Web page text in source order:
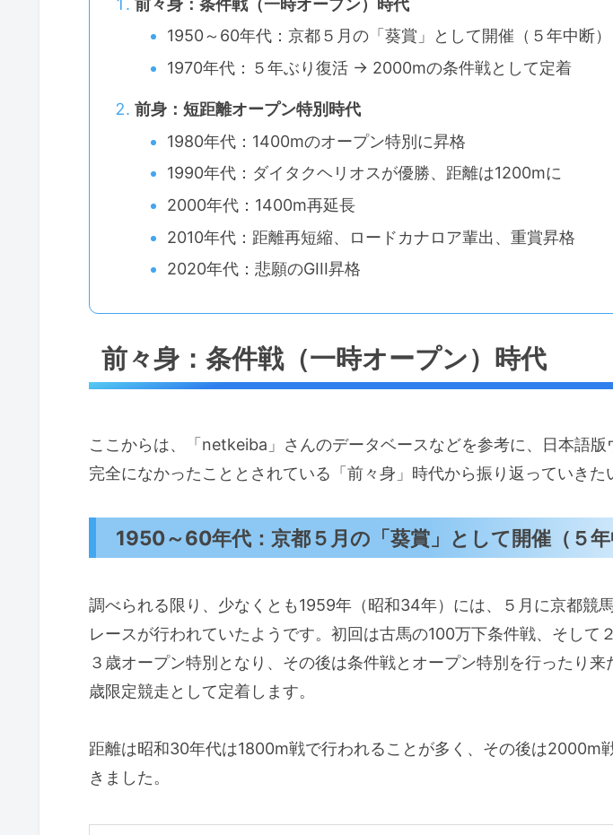
1950～60年代：京都５月の「葵賞」として開催（５年中断）
1970年代：５年ぶり復活 → 2000mの条件戦として定着
前身：短距離オープン特別時代
1980年代：1400mのオープン特別に昇格
1990年代：ダイタクヘリオスが優勝、距離は1200mに
2000年代：1400m再延長
2010年代：距離再短縮、ロードカナロア輩出、重賞昇格
2020年代：悲願のGIII昇格
前々身：条件戦（一時オープン）時代
ここからは、「netkeiba」さんのデータベースなどを参考に、日本語版
完全になかったこととされている「前々身」時代から振り返っていきた
1950～60年代：京都５月の「葵賞」として開催（５年
調べられる限り、少なくとも1959年（昭和34年）には、５月に京都競
レースが行われていたようです。初回は古馬の100万下条件戦、そして
３歳オープン特別となり、その後は条件戦とオープン特別を行ったり来
歳限定競走として定着します。
距離は昭和30年代は1800m戦で行われることが多く、その後は2000m
きました。